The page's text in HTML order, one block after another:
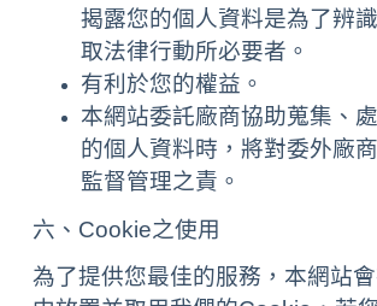
揭露您的個人資料是為了辨
取法律行動所必要者。
有利於您的權益。
本網站委託廠商協助蒐集、
的個人資料時，將對委外廠
監督管理之責。
六、Cookie之使用
為了提供您最佳的服務，本網站